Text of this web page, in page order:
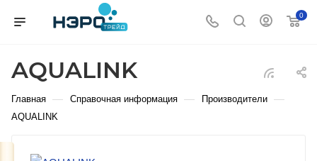
0
AQUALINK
Главная — Справочная информация — Производители —
AQUALINK